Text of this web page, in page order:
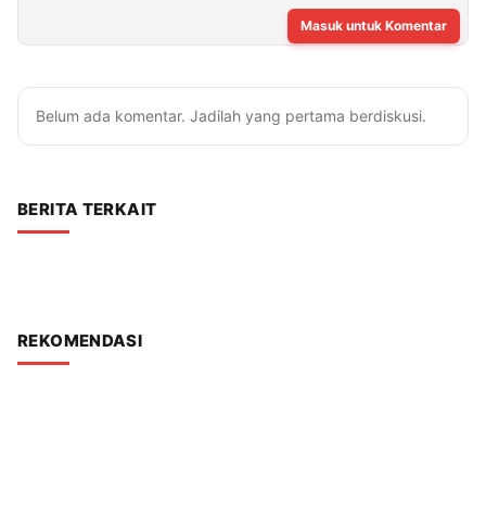
Masuk untuk Komentar
Belum ada komentar. Jadilah yang pertama berdiskusi.
BERITA TERKAIT
REKOMENDASI